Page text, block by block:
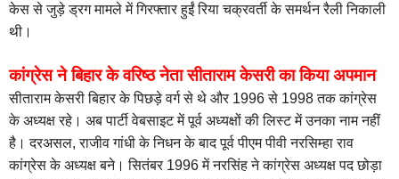
केस से जुड़े ड्रग मामले में गिरफ्तार हुईं रिया चक्रवर्ती के समर्थन रैली निकाली
थी।
कांग्रेस ने बिहार के वरिष्ठ नेता सीताराम केसरी का किया अपमान
सीताराम केसरी बिहार के पिछड़े वर्ग से थे और 1996 से 1998 तक कांग्रेस
के अध्यक्ष रहे। अब पार्टी वेबसाइट में पूर्व अध्यक्षों की लिस्ट में उनका नाम नहीं
है। दरअसल, राजीव गांधी के निधन के बाद पूर्व पीएम पीवी नरसिम्हा राव
कांग्रेस के अध्यक्ष बने। सितंबर 1996 में नरसिंह ने कांग्रेस अध्यक्ष पद छोड़ा